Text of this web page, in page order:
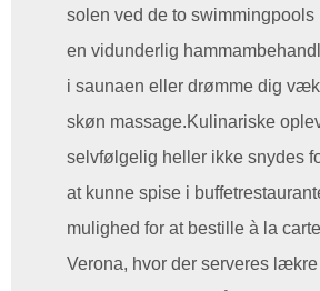
solen ved de to swimmingpools
en vidunderlig
i saunaen eller drømme dig
skøn massage.Kulinariske
selvfølgelig heller ikke snydes
at kunne spise i
mulighed for at bestille à la
Verona, hvor der serveres